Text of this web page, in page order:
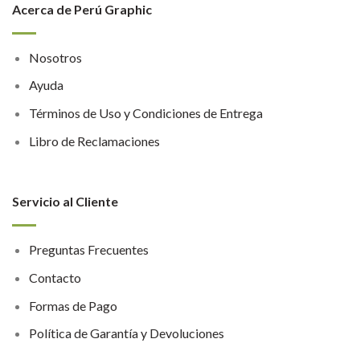
Acerca de Perú Graphic
Nosotros
Ayuda
Términos de Uso y Condiciones de Entrega
Libro de Reclamaciones
Servicio al Cliente
Preguntas Frecuentes
Contacto
Formas de Pago
Política de Garantía y Devoluciones